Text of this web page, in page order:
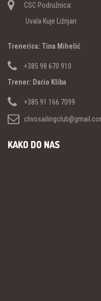
CSC Podružnica:
Uvala Kuje Ližnjan
Trenerica: Tina Mihelić
+385 98 670 910
Trener: Dario Kliba
+385 91 166 7099
KAKO DO NAS